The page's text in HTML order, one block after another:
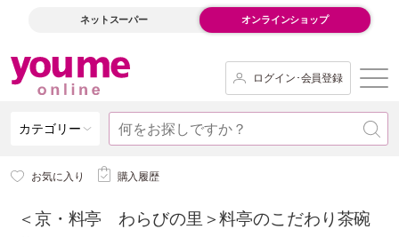
ネットスーパー オンラインショップ
ログイン･会員登録
カテゴリー
お気に入り 購入履歴
＜京・料亭 わらびの里＞料亭のこだわり茶碗